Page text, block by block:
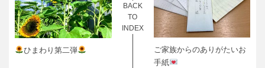
ひまわり第二弾
BACK
TO
INDEX
ご家族からのありがたいお
手紙